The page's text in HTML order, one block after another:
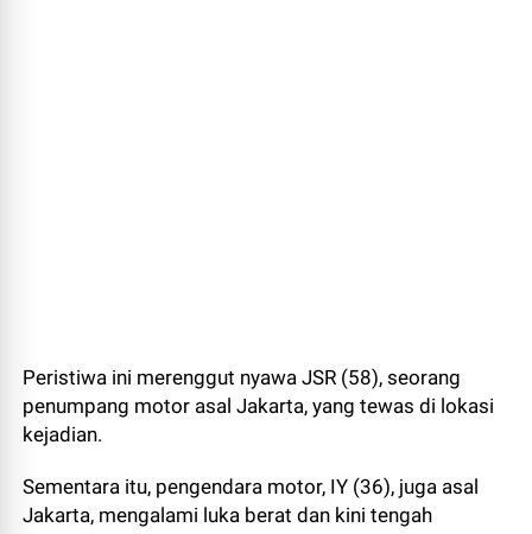
Peristiwa ini merenggut nyawa JSR (58), seorang
penumpang motor asal Jakarta, yang tewas di lokasi
kejadian.
Sementara itu, pengendara motor, IY (36), juga asal
Jakarta, mengalami luka berat dan kini tengah